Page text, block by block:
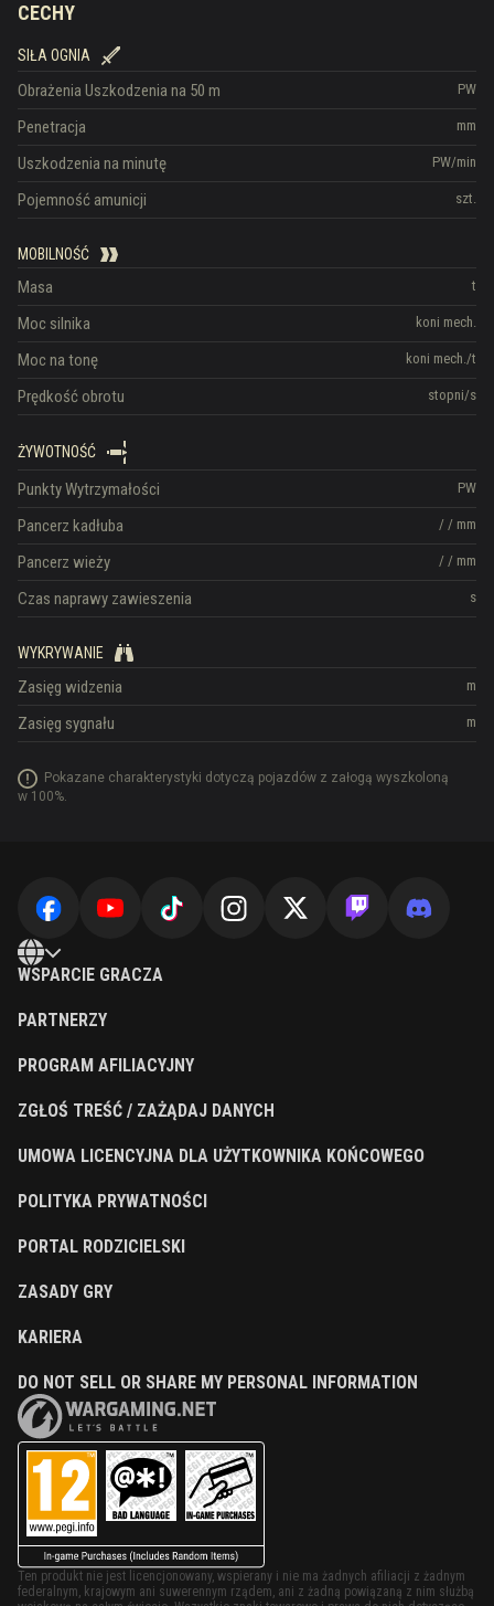
CECHY
SIŁA OGNIA
PW
Obrażenia Uszkodzenia na 50 m
mm
Penetracja
PW/min
Uszkodzenia na minutę
szt.
Pojemność amunicji
MOBILNOŚĆ
t
Masa
koni mech.
Moc silnika
koni mech./t
Moc na tonę
stopni/s
Prędkość obrotu
ŻYWOTNOŚĆ
PW
Punkty Wytrzymałości
/ / mm
Pancerz kadłuba
/ / mm
Pancerz wieży
s
Czas naprawy zawieszenia
WYKRYWANIE
m
Zasięg widzenia
m
Zasięg sygnału
Pokazane charakterystyki dotyczą pojazdów z załogą wyszkoloną
w 100%.
WSPARCIE GRACZA
PARTNERZY
PROGRAM AFILIACYJNY
ZGŁOŚ TREŚĆ / ZAŻĄDAJ DANYCH
UMOWA LICENCYJNA DLA UŻYTKOWNIKA KOŃCOWEGO
POLITYKA PRYWATNOŚCI
PORTAL RODZICIELSKI
ZASADY GRY
KARIERA
DO NOT SELL OR SHARE MY PERSONAL INFORMATION
Ten produkt nie jest licencjonowany, wspierany i nie ma żadnych afiliacji z żadnym
federalnym, krajowym ani suwerennym rządem, ani z żadną powiązaną z nim służbą